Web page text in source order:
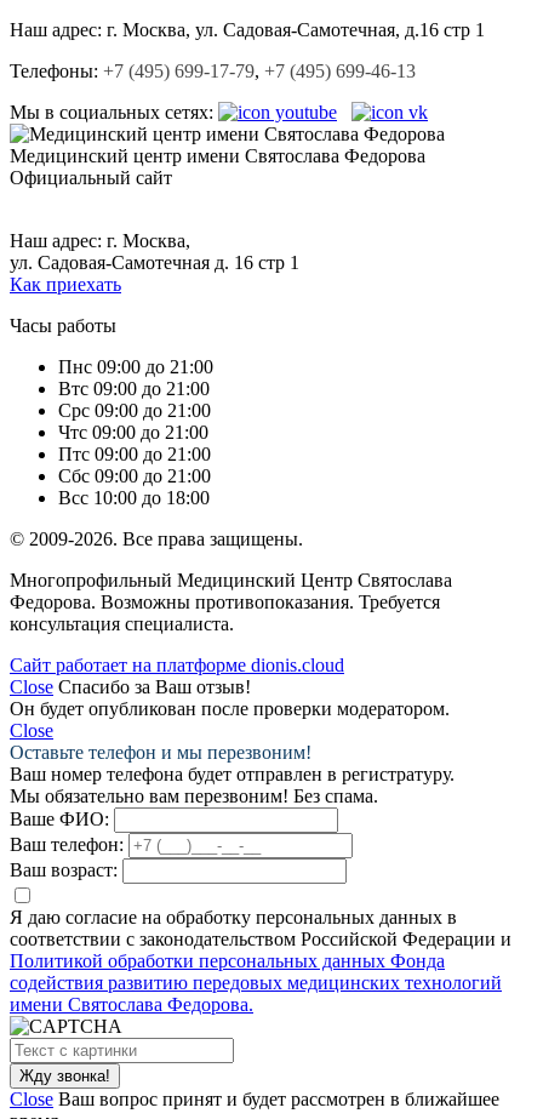
Наш адрес: г. Москва, ул. Садовая-Cамотечная, д.16 стр 1
Телефоны: +7 (495) 699-17-79, +7 (495) 699-46-13
Мы в социальных сетях:
Медицинский центр имени Святослава Федорова
Официальный сайт
Наш адрес: г. Москва,
ул. Садовая-Самотечная д. 16 стр 1
Как приехать
Часы работы
Пнс 09:00 до 21:00
Втс 09:00 до 21:00
Срс 09:00 до 21:00
Чтс 09:00 до 21:00
Птс 09:00 до 21:00
Сбс 09:00 до 21:00
Всс 10:00 до 18:00
© 2009-2026. Все права защищены.
Многопрофильный Медицинский Центр Святослава
Федорова. Возможны противопоказания. Требуется
консультация специалиста.
Сайт работает на платформе dionis.cloud
Close Спасибо за Ваш отзыв!
Он будет опубликован после проверки модератором.
Close
Оставьте телефон и мы перезвоним!
Ваш номер телефона будет отправлен в регистратуру.
Мы обязательно вам перезвоним! Без спама.
Ваше ФИО:
Ваш телефон:
Ваш возраст:
Я даю согласие на обработку персональных данных в
соответствии с законодательством Российской Федерации и
Политикой обработки персональных данных Фонда
содействия развитию передовых медицинских технологий
имени Святослава Федорова.
Close Ваш вопрос принят и будет рассмотрен в ближайшее